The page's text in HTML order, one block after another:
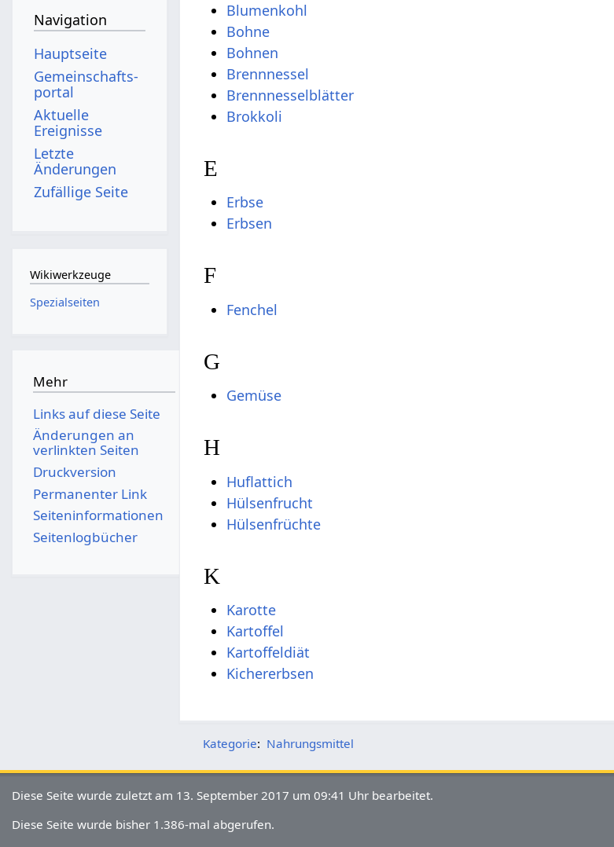
Blumenkohl
Bohne
Bohnen
Brennnessel
Brennnesselblätter
Brokkoli
E
Erbse
Erbsen
F
Fenchel
G
Gemüse
H
Huflattich
Hülsenfrucht
Hülsenfrüchte
K
Karotte
Kartoffel
Kartoffeldiät
Kichererbsen
Kategorie: Nahrungsmittel
Navigation
Hauptseite
Gemeinschafts­
portal
Aktuelle
Ereignisse
Letzte
Änderungen
Zufällige Seite
Wikiwerkzeuge
Spezialseiten
Mehr
Links auf diese Seite
Änderungen an
verlinkten Seiten
Druckversion
Permanenter Link
Seiten­­informationen
Seitenlogbücher
Diese Seite wurde zuletzt am 13. September 2017 um 09:41 Uhr bearbeitet.
Diese Seite wurde bisher 1.386-mal abgerufen.